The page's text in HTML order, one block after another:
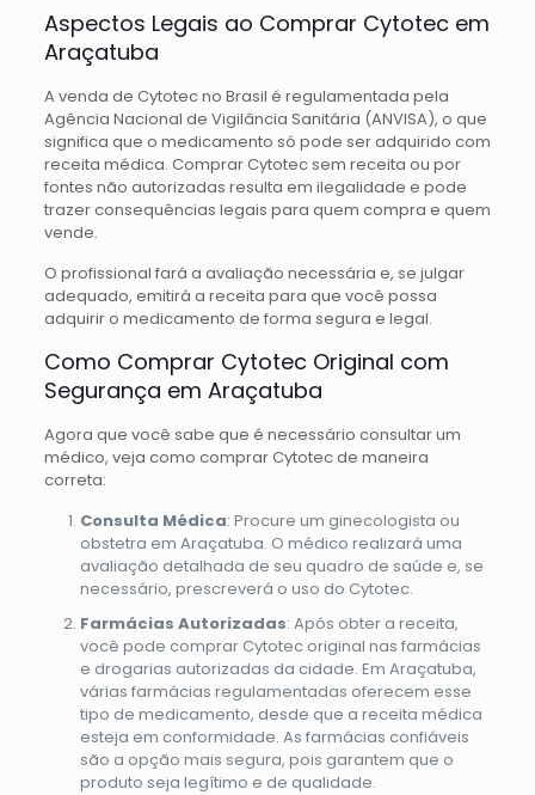
Aspectos Legais ao Comprar Cytotec em
Araçatuba
A venda de Cytotec no Brasil é regulamentada pela
Agência Nacional de Vigilância Sanitária (ANVISA), o que
significa que o medicamento só pode ser adquirido com
receita médica. Comprar Cytotec sem receita ou por
fontes não autorizadas resulta em ilegalidade e pode
trazer consequências legais para quem compra e quem
vende.
O profissional fará a avaliação necessária e, se julgar
adequado, emitirá a receita para que você possa
adquirir o medicamento de forma segura e legal.
Como Comprar Cytotec Original com
Segurança em Araçatuba
Agora que você sabe que é necessário consultar um
médico, veja como comprar Cytotec de maneira
correta:
Consulta Médica: Procure um ginecologista ou
obstetra em Araçatuba. O médico realizará uma
avaliação detalhada de seu quadro de saúde e, se
necessário, prescreverá o uso do Cytotec.
Farmácias Autorizadas: Após obter a receita,
você pode comprar Cytotec original nas farmácias
e drogarias autorizadas da cidade. Em Araçatuba,
várias farmácias regulamentadas oferecem esse
tipo de medicamento, desde que a receita médica
esteja em conformidade. As farmácias confiáveis
são a opção mais segura, pois garantem que o
produto seja legítimo e de qualidade.